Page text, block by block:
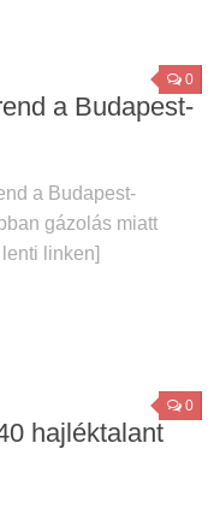
0
a Budapest-
a Budapest-
gázolás miatt
linken]
0
hajléktalant